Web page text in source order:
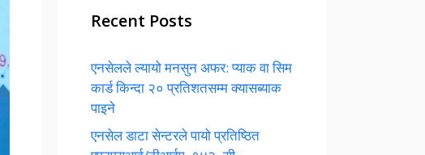
Recent Posts
एनसेलले ल्यायो मनसुन अफर: प्याक वा सिम
कार्ड किन्दा २० प्रतिशतसम्म क्यासब्याक
पाइने
एनसेल डाटा सेन्टरले पायो प्रतिष्ठित